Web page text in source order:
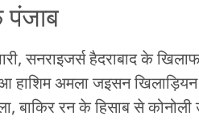
सनराइजर्स हैदराबाद के
अमला जइसन
बाकिर रन के हिसाब से